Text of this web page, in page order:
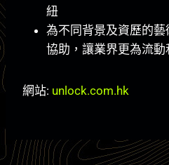
紐
為不同背景及資歷的
協助，讓業界更為流動
網站: unlock.com.hk